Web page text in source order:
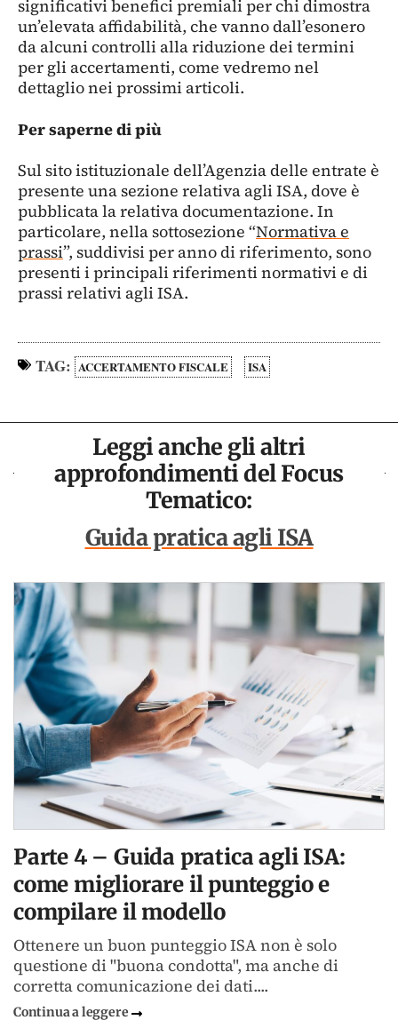
significativi benefici premiali per chi dimostra
un’elevata affidabilità, che vanno dall’esonero
da alcuni controlli alla riduzione dei termini
per gli accertamenti, come vedremo nel
dettaglio nei prossimi articoli.
Per saperne di più
Sul sito istituzionale dell’Agenzia delle entrate è
presente una sezione relativa agli ISA, dove è
pubblicata la relativa documentazione. In
particolare, nella sottosezione “Normativa e
prassi”, suddivisi per anno di riferimento, sono
presenti i principali riferimenti normativi e di
prassi relativi agli ISA.
TAG: ACCERTAMENTO FISCALE ISA
Leggi anche gli altri
approfondimenti del Focus
Tematico:
Guida pratica agli ISA
Parte 4 – Guida pratica agli ISA:
come migliorare il punteggio e
compilare il modello
Ottenere un buon punteggio ISA non è solo
questione di "buona condotta", ma anche di
corretta comunicazione dei dati....
Continua a leggere